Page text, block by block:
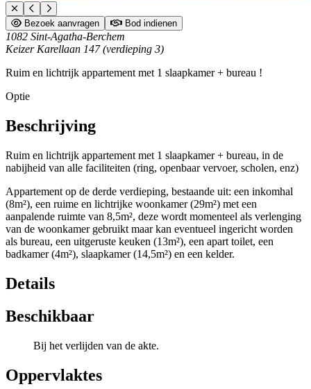
Bezoek aanvragen Bod indienen
1082 Sint-Agatha-Berchem
Keizer Karellaan 147 (verdieping 3)
Ruim en lichtrijk appartement met 1 slaapkamer + bureau !
Optie
Beschrijving
Ruim en lichtrijk appartement met 1 slaapkamer + bureau, in de
nabijheid van alle faciliteiten (ring, openbaar vervoer, scholen, enz)
Appartement op de derde verdieping, bestaande uit: een inkomhal
(8m²), een ruime en lichtrijke woonkamer (29m²) met een
aanpalende ruimte van 8,5m², deze wordt momenteel als verlenging
van de woonkamer gebruikt maar kan eventueel ingericht worden
als bureau, een uitgeruste keuken (13m²), een apart toilet, een
badkamer (4m²), slaapkamer (14,5m²) en een kelder.
Details
Beschikbaar
Bij het verlijden van de akte.
Oppervlaktes